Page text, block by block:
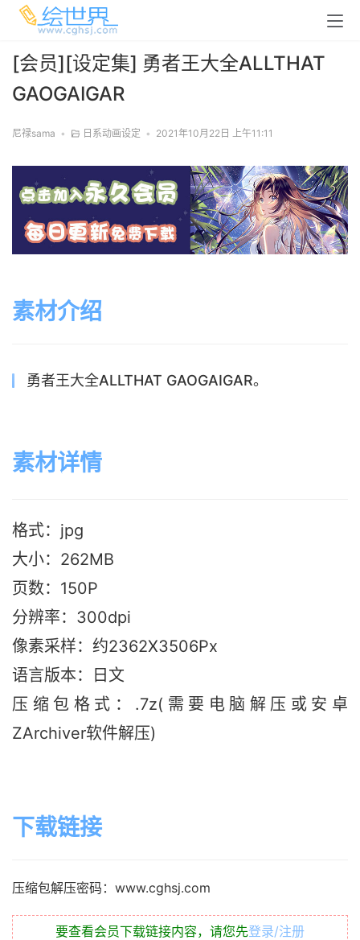
[会员][设定集] 勇者王大全ALLTHAT
GAOGAIGAR
尼禄sama • 日系动画设定 • 2021年10月22日 上午11:11
素材介绍
勇者王大全ALLTHAT GAOGAIGAR。
素材详情
格式：jpg
大小：262MB
页数：150P
分辨率：300dpi
像素采样：约2362X3506Px
语言版本：日文
压缩包格式：.7z(需要电脑解压或安卓
ZArchiver软件解压)
下载链接
压缩包解压密码：www.cghsj.com
要查看会员下载链接内容，请您先登录/注册